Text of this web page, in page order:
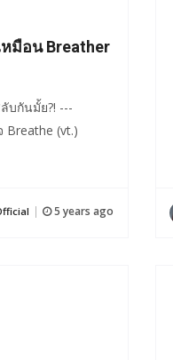
หมือน Breather
บกันมั้ย?! ---
Breathe (vt.)
5 years ago